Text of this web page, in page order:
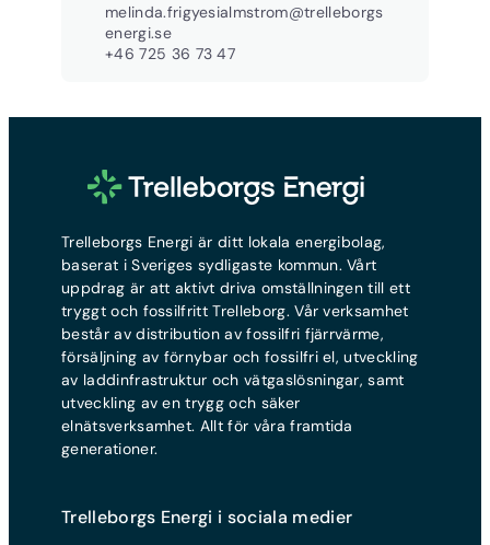
melinda.frigyesialmstrom@trelleborgs
energi.se
+46 725 36 73 47
Trelleborgs Energi är ditt lokala energibolag,
baserat i Sveriges sydligaste kommun. Vårt
uppdrag är att aktivt driva omställningen till ett
tryggt och fossilfritt Trelleborg. Vår verksamhet
består av distribution av fossilfri fjärrvärme,
försäljning av förnybar och fossilfri el, utveckling
av laddinfrastruktur och vätgaslösningar, samt
utveckling av en trygg och säker
elnätsverksamhet. Allt för våra framtida
generationer.
Trelleborgs Energi i sociala medier